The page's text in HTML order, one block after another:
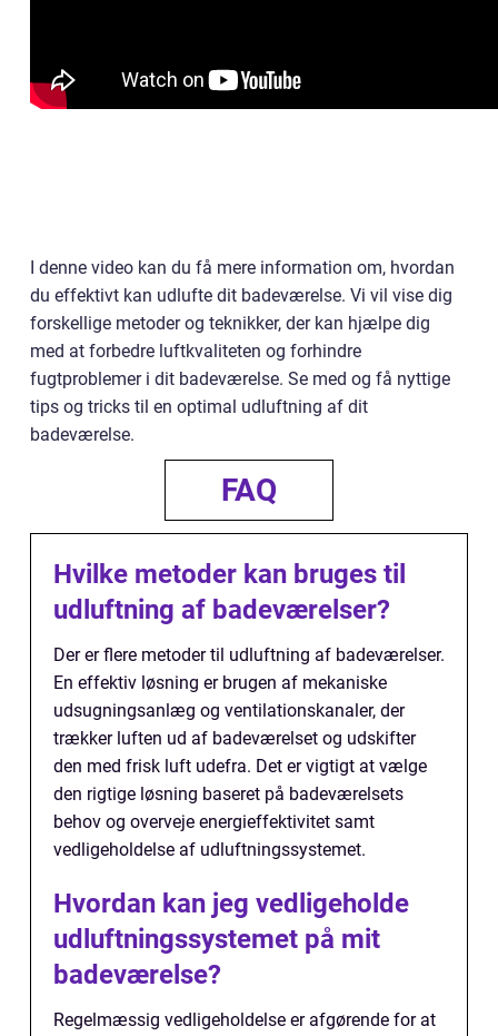
I denne video kan du få mere information om, hvordan
du effektivt kan udlufte dit badeværelse. Vi vil vise dig
forskellige metoder og teknikker, der kan hjælpe dig
med at forbedre luftkvaliteten og forhindre
fugtproblemer i dit badeværelse. Se med og få nyttige
tips og tricks til en optimal udluftning af dit
badeværelse.
FAQ
Hvilke metoder kan bruges til
udluftning af badeværelser?
Der er flere metoder til udluftning af badeværelser.
En effektiv løsning er brugen af mekaniske
udsugningsanlæg og ventilationskanaler, der
trækker luften ud af badeværelset og udskifter
den med frisk luft udefra. Det er vigtigt at vælge
den rigtige løsning baseret på badeværelsets
behov og overveje energieffektivitet samt
vedligeholdelse af udluftningssystemet.
Hvordan kan jeg vedligeholde
udluftningssystemet på mit
badeværelse?
Regelmæssig vedligeholdelse er afgørende for at